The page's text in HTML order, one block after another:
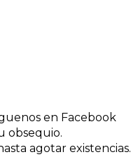
en Facebook
obsequio.
agotar existencias.